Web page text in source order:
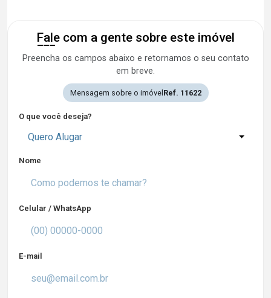
Fale com a gente sobre este imóvel
Preencha os campos abaixo e retornamos o seu contato
em breve.
Mensagem sobre o imóvelRef. 11622
O que você deseja?
Quero Alugar
Nome
Celular / WhatsApp
E-mail